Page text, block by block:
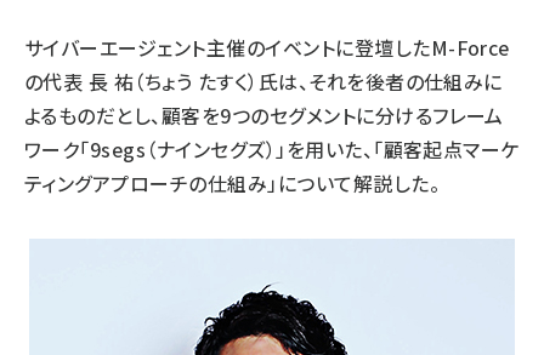
サイバーエージェント主催のイベントに登壇したM-Force
の代表 長 祐（ちょう たすく）氏は、それを後者の仕組みに
よるものだとし、顧客を9つのセグメントに分けるフレーム
ワーク「9segs（ナインセグズ）」を用いた、「顧客起点マーケ
ティングアプローチの仕組み」について解説した。